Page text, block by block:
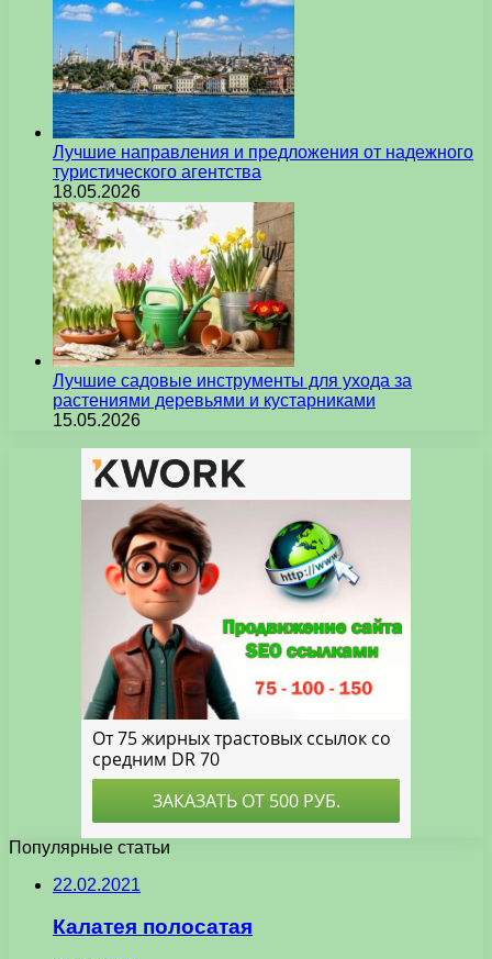
Лучшие направления и предложения от надежного
туристического агентства
18.05.2026
Лучшие садовые инструменты для ухода за
растениями деревьями и кустарниками
15.05.2026
Популярные статьи
22.02.2021
Калатея полосатая